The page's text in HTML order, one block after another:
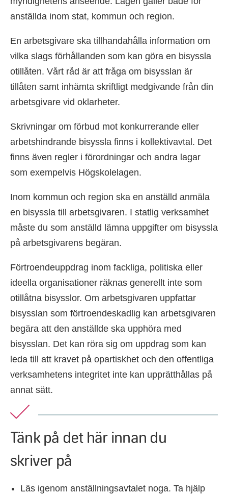
anställda inom stat, kommun och region.
En arbetsgivare ska tillhandahålla information om
vilka slags förhållanden som kan göra en bisyssla
otillåten. Vårt råd är att fråga om bisysslan är
tillåten samt inhämta skriftligt medgivande från din
arbetsgivare vid oklarheter.
Skrivningar om förbud mot konkurrerande eller
arbetshindrande bisyssla finns i kollektivavtal. Det
finns även regler i förordningar och andra lagar
som exempelvis Högskolelagen.
Inom kommun och region ska en anställd anmäla
en bisyssla till arbetsgivaren. I statlig verksamhet
måste du som anställd lämna uppgifter om bisyssla
på arbetsgivarens begäran.
Förtroendeuppdrag inom fackliga, politiska eller
ideella organisationer räknas generellt inte som
otillåtna bisysslor. Om arbetsgivaren uppfattar
bisysslan som förtroendeskadlig kan arbetsgivaren
begära att den anställde ska upphöra med
bisysslan. Det kan röra sig om uppdrag som kan
leda till att kravet på opartiskhet och den offentliga
verksamhetens integritet inte kan upprätthållas på
annat sätt.
Tänk på det här innan du
skriver på
Läs igenom anställningsavtalet noga. Ta hjälp